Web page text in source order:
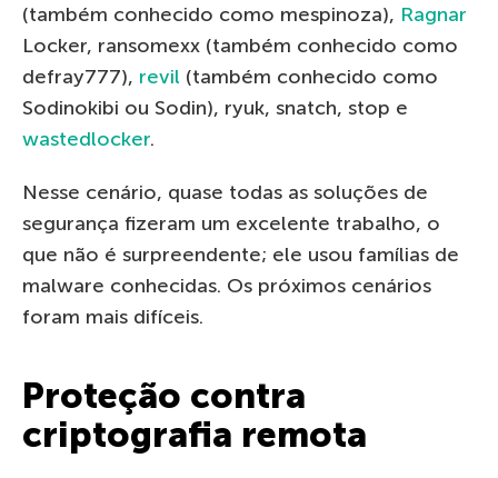
(também conhecido como mespinoza), Ragnar
Locker, ransomexx (também conhecido como
defray777), revil (também conhecido como
Sodinokibi ou Sodin), ryuk, snatch, stop e
wastedlocker.
Nesse cenário, quase todas as soluções de
segurança fizeram um excelente trabalho, o
que não é surpreendente; ele usou famílias de
malware conhecidas. Os próximos cenários
foram mais difíceis.
Proteção contra
criptografia remota